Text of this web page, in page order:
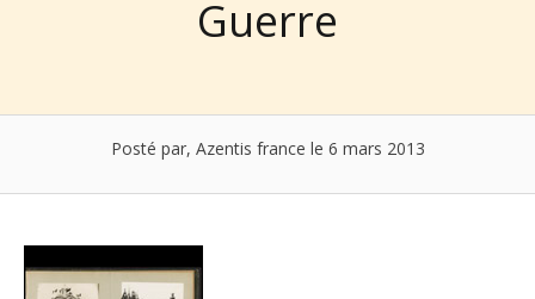
Guerre
Posté par, Azentis france le 6 mars 2013